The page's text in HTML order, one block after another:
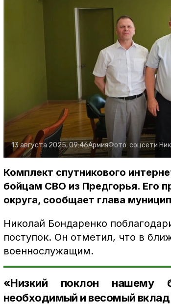
13 августа 2025, 09:46АрмияФото: соцсети
Комплект спутникового
бойцам СВО из Предгорья. Его
округа, сообщает глава
Николай Бондаренко
поступок. Он отметил, что в
военнослужащим.
«Низкий поклон нашему
необходимый и весомый